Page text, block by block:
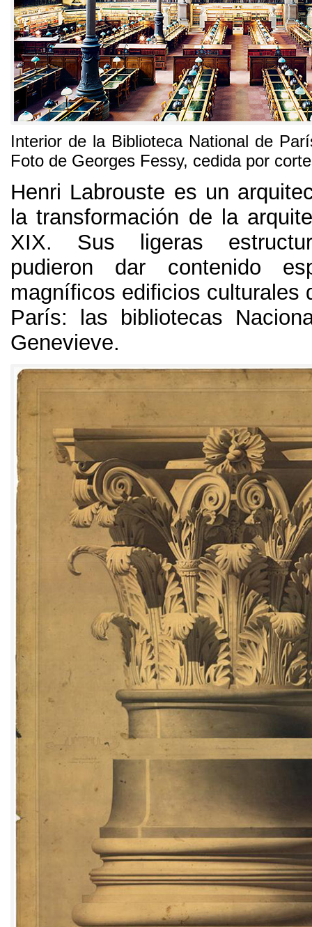
Interior de la Biblioteca National de
Foto de Georges Fessy, cedida por
Henri Labrouste es un
la transformación de la
XIX. Sus ligeras
pudieron dar contenido
magníficos edificios culturales
París: las bibliotecas
Genevieve.